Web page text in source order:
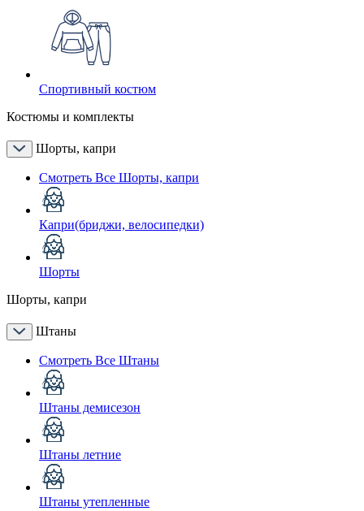
Спортивный костюм
Костюмы и комплекты
Шорты, капри
Смотреть Все Шорты, капри
Капри(бриджи, велосипедки)
Шорты
Шорты, капри
Штаны
Смотреть Все Штаны
Штаны демисезон
Штаны летние
Штаны утепленные